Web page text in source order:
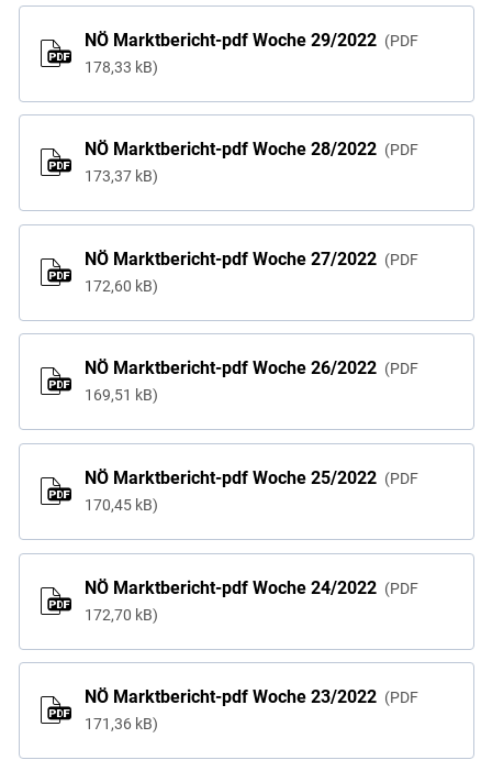
NÖ Marktbericht-pdf Woche 29/2022
PDF
178,33 kB
NÖ Marktbericht-pdf Woche 28/2022
PDF
173,37 kB
NÖ Marktbericht-pdf Woche 27/2022
PDF
172,60 kB
NÖ Marktbericht-pdf Woche 26/2022
PDF
169,51 kB
NÖ Marktbericht-pdf Woche 25/2022
PDF
170,45 kB
NÖ Marktbericht-pdf Woche 24/2022
PDF
172,70 kB
NÖ Marktbericht-pdf Woche 23/2022
PDF
171,36 kB